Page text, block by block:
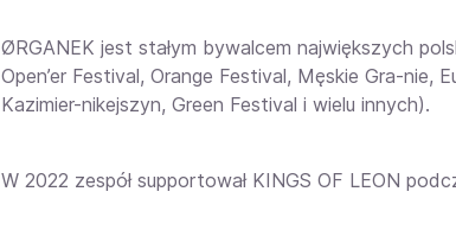
ØRGANEK jest stałym bywalcem największych
Open’er Festival, Orange Festival, Męskie Gra-
Kazimier-nikejszyn, Green Festival i wielu innych).
W 2022 zespół supportował KINGS OF LEON